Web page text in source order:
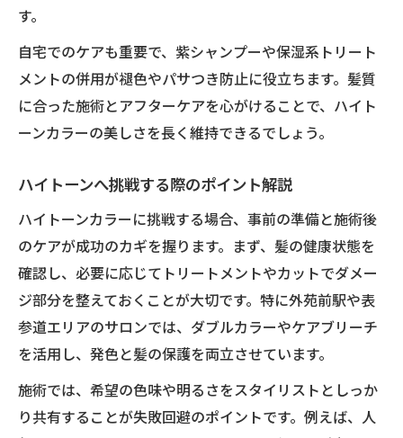
ブリーチカラーでSNS映えする髪色へ
トレンド感を演出するヘアカラー活用法
す。
自宅でのケアも重要で、紫シャンプーや保湿系トリート
メントの併用が褪色やパサつき防止に役立ちます。髪質
に合った施術とアフターケアを心がけることで、ハイト
ーンカラーの美しさを長く維持できるでしょう。
ハイトーンへ挑戦する際のポイント解説
ハイトーンカラーに挑戦する場合、事前の準備と施術後
のケアが成功のカギを握ります。まず、髪の健康状態を
確認し、必要に応じてトリートメントやカットでダメー
ジ部分を整えておくことが大切です。特に外苑前駅や表
参道エリアのサロンでは、ダブルカラーやケアブリーチ
を活用し、発色と髪の保護を両立させています。
施術では、希望の色味や明るさをスタイリストとしっか
り共有することが失敗回避のポイントです。例えば、人